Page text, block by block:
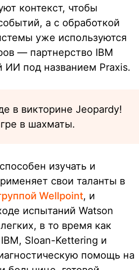
контекст, чтобы
а с обработкой
уже используются
— партнерство IBM
ИИ под названием Praxis.
в викторине Jeopardy!
в шахматы.
изучать и
свои таланты в
Wellpoint, и
испытаний Watson
в то время как
Sloan-Kettering и
помощь на